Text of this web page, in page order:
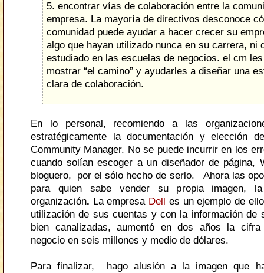
5. encontrar vías de colaboración entre la
empresa. La mayoría de directivos desconoce
comunidad puede ayudar a hacer crecer su
algo que hayan utilizado nunca en su carrera, ni
estudiado en las escuelas de negocios. el cm
mostrar “el camino” y ayudarles a diseñar una
clara de colaboración.
En lo personal, recomiendo a las
estratégicamente la documentación y elección
Community Manager. No se puede incurrir en los
cuando solían escoger a un diseñador de página,
bloguero, por el sólo hecho de serlo.
Ahora las
para quien sabe vender su propia imagen,
organización. La empresa Dell
es un ejemplo de
utilización de sus cuentas y con la información de
bien canalizadas, aumentó en dos años la
negocio en seis millones y medio de dólares.
Para finalizar, hago alusión a la imagen que